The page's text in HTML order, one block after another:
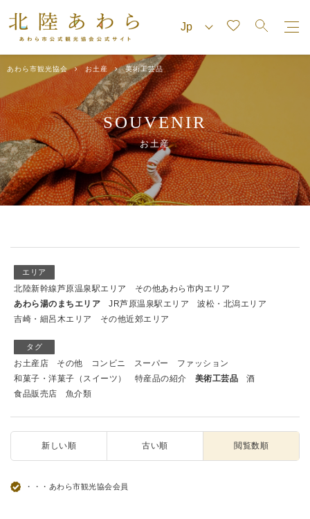
あわら市観光協会 お土産 美術工芸品
SOUVENIR
お土産
エリア
北陸新幹線芦原温泉駅エリア
その他あわら市内エリア
あわら湯のまちエリア
JR芦原温泉駅エリア
波松・北潟エリア
吉崎・細呂木エリア
その他近郊エリア
タグ
お土産店 その他 コンビニ スーパー
ファッション
和菓子・洋菓子（スイーツ）
特産品の紹介 美術工芸品
酒
食品販売店
魚介類
新しい順 古い順 閲覧数順
・・・あわら市観光協会会員